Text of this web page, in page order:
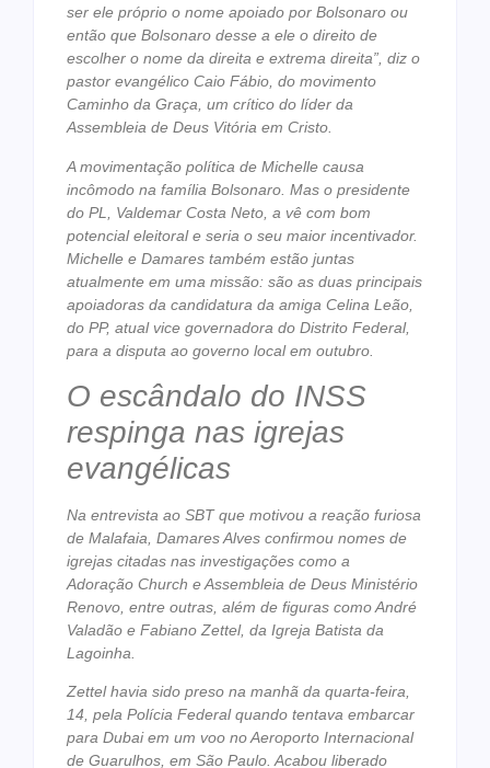
ser ele próprio o nome apoiado por Bolsonaro ou
então que Bolsonaro desse a ele o direito de
escolher o nome da direita e extrema direita”, diz o
pastor evangélico Caio Fábio, do movimento
Caminho da Graça, um crítico do líder da
Assembleia de Deus Vitória em Cristo.
A movimentação política de Michelle causa
incômodo na família Bolsonaro. Mas o presidente
do PL, Valdemar Costa Neto, a vê com bom
potencial eleitoral e seria o seu maior incentivador.
Michelle e Damares também estão juntas
atualmente em uma missão: são as duas principais
apoiadoras da candidatura da amiga Celina Leão,
do PP, atual vice governadora do Distrito Federal,
para a disputa ao governo local em outubro.
O escândalo do INSS
respinga nas igrejas
evangélicas
Na entrevista ao SBT que motivou a reação furiosa
de Malafaia, Damares Alves confirmou nomes de
igrejas citadas nas investigações como a
Adoração Church e Assembleia de Deus Ministério
Renovo, entre outras, além de figuras como André
Valadão e Fabiano Zettel, da Igreja Batista da
Lagoinha.
Zettel havia sido preso na manhã da quarta-feira,
14, pela Polícia Federal quando tentava embarcar
para Dubai em um voo no Aeroporto Internacional
de Guarulhos, em São Paulo. Acabou liberado